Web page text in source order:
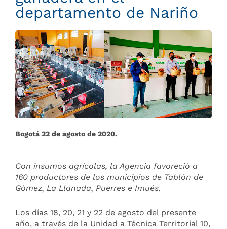
departamento de Nariño
Bogotá 22​ de agosto de 2020.
Con insumos agrícolas, la Agencia favoreció a
160 productores de los municipios de Tablón de
Gómez, La Llanada, Puerres e Imués.
Los días 18, 20, 21 y 22 de agosto del presente
año, a través de la Unidad a Técnica Territorial 10,